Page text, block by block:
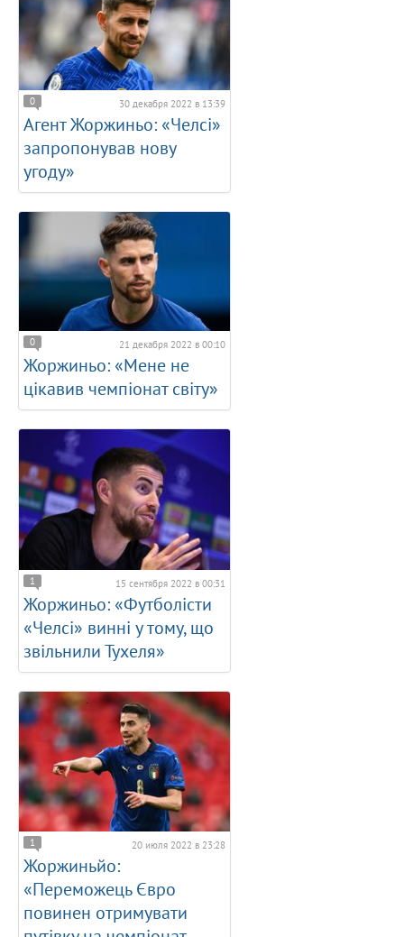
0 30 декабря 2022 в 13:39
Агент Жоржиньо: «Челсі»
запропонував нову
угоду»
0 21 декабря 2022 в 00:10
Жоржиньо: «Мене не
цікавив чемпіонат світу»
1 15 сентября 2022 в 00:31
Жоржиньо: «Футболісти
«Челсі» винні у тому, що
звільнили Тухеля»
1 20 июля 2022 в 23:28
Жоржиньйо:
«Переможець Євро
повинен отримувати